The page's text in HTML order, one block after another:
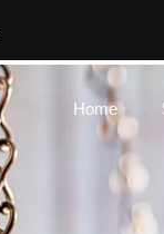
Home